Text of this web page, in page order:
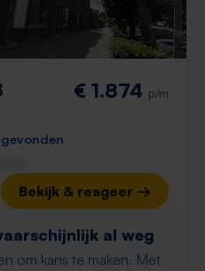
€ 1.874 p/m
Bekijk & reageer →
al weg
om kans te maken. Met